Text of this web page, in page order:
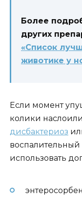
Более
других
«Список
животике у
Если момент
колики
дисбактериоз
использовать